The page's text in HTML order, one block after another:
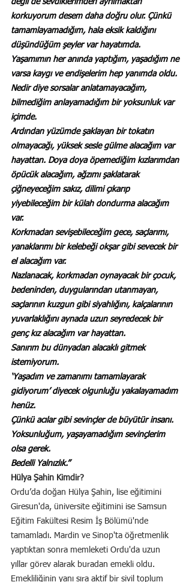
değil de sevdiklerimden ayrılmaktan
korkuyorum desem daha doğru olur. Çünkü
tamamlayamadığım, hala eksik kaldığını
düşündüğüm şeyler var hayatımda.
Yaşamımın her anında yaptığım, yaşadığım ne
varsa kaygı ve endişelerim hep yanımda oldu.
Nedir diye sorsalar anlatamayacağım,
bilmediğim anlayamadığım bir yoksunluk var
içimde.
Ardından yüzümde şaklayan bir tokatın
olmayacağı, yüksek sesle gülme alacağım var
hayattan. Doya doya öpemediğim kızlarımdan
öpücük alacağım, ağzımı şaklatarak
çiğneyeceğim sakız, dilimi çıkarıp
yiyebileceğim bir külah dondurma alacağım
var.
Korkmadan sevişebileceğim gece, saçlarımı,
yanaklarımı bir kelebeği okşar gibi sevecek bir
el alacağım var.
Nazlanacak, korkmadan oynayacak bir çocuk,
bedeninden, duygularından utanmayan,
saçlarının kuzgun gibi siyahlığını, kalçalarının
yuvarlaklığını aynada uzun seyredecek bir
genç kız alacağım var hayattan.
Sanırım bu dünyadan alacaklı gitmek
istemiyorum.
‘Yaşadım ve zamanımı tamamlayarak
gidiyorum’ diyecek olgunluğu yakalayamadım
henüz.
Çünkü acılar gibi sevinçler de büyütür insanı.
Yoksunluğum, yaşayamadığım sevinçlerim
olsa gerek.
Bedelli Yalnızlık.”
Hülya Şahin Kimdir?
Ordu’da doğan Hülya Şahin, lise eğitimini
Giresun'da, üniversite eğitimini ise Samsun
Eğitim Fakültesi Resim İş Bölümü'nde
tamamladı. Mardin ve Sinop'ta öğretmenlik
yaptıktan sonra memleketi Ordu'da uzun
yıllar görev alarak buradan emekli oldu.
Emekliliğinin yanı sıra aktif bir sivil toplum